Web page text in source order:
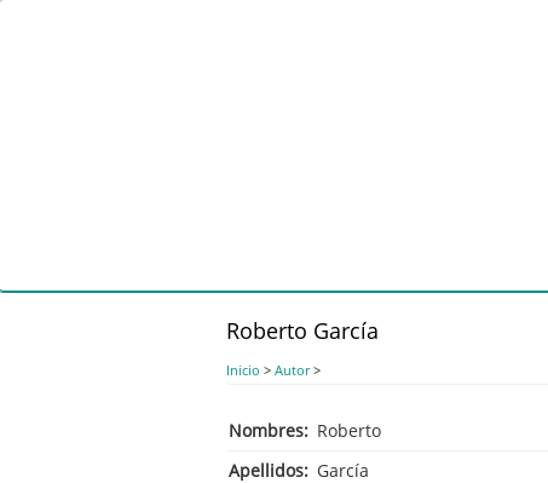
Roberto García
Inicio > Autor>
Nombres
Roberto
Apellidos
García